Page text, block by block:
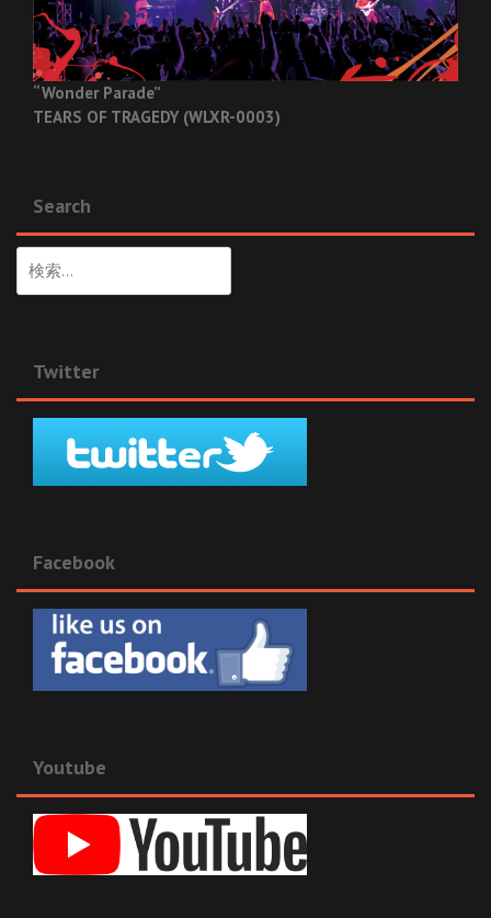
“Wonder Parade”
TEARS OF TRAGEDY (WLXR-0003)
Search
索:
Twitter
Facebook
Youtube